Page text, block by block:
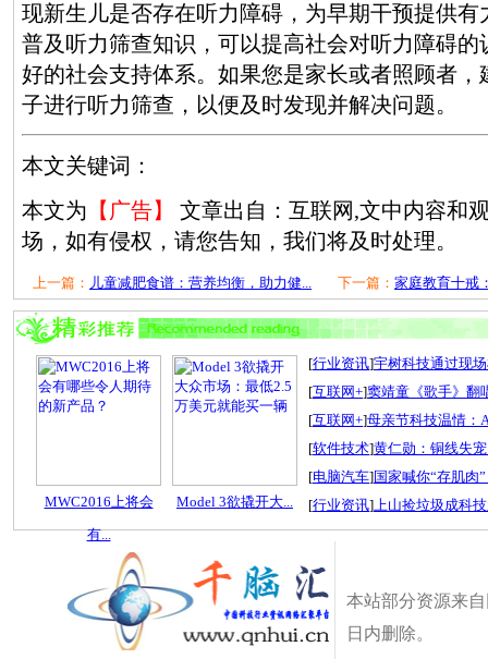
现新生儿是否存在听力障碍，为早期干预提供有
普及听力筛查知识，可以提高社会对听力障碍的
好的社会支持体系。如果您是家长或者照顾者，
子进行听力筛查，以便及时发现并解决问题。
本文关键词：
本文为 【广告】
文章出自：互联网,文中内容和
场，如有侵权，请您告知，我们将及时处理。
上一篇： 儿童减肥食谱：营养均衡，助力健... 下一篇： 家庭教育十戒
MWC2016上将会
有...
Model 3欲撬开大...
[行业资讯]宇树科技通过现
[互联网+]窦靖童《歌手》翻
[互联网+]母亲节科技温情：
[软件技术]黄仁勋：铜线失
[电脑汽车]国家喊你“存肌肉
[行业资讯]上山捡垃圾成科
本站部分资源来
日内删除。